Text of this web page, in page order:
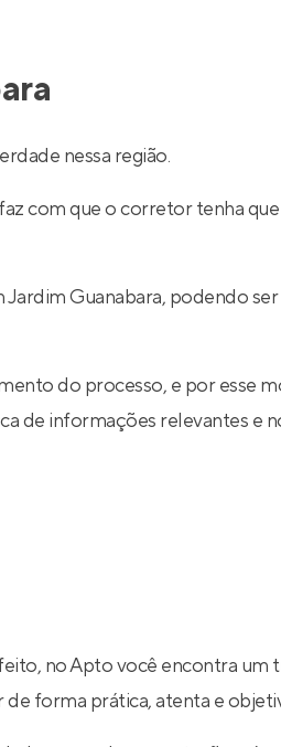
nessa região.
com que o corretor tenha
Guanabara, podendo
do processo, e por esse
de informações relevantes e
no Apto você encontra um
forma prática, atenta e